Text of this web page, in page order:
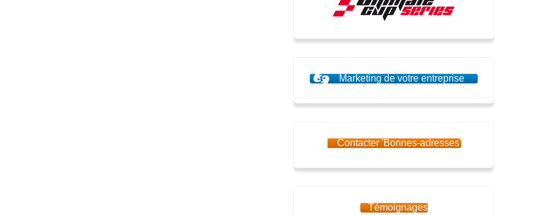
Marketing de votre entreprise
Contacter 'Bonnes-adresses'
Témoignages